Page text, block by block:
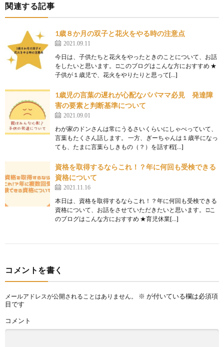
関連する記事
1歳８か月の双子と花火をやる時の注意点
2021.09.11
今日は、子供たちと花火をやったときのことについて、お話
をしたいと思います。 □このブログはこんな方におすすめ ★
子供が１歳児で、花火をやりたりと思って[…]
1歳児の言葉の遅れが心配なパパママ必見 発達障
害の要素と判断基準について
2021.09.01
わが家のドンさんは常にうるさいくらいにしゃべっていて、
言葉もたくさん話します。 一方、ぎーちゃんは１歳半になっ
ても、たまに言葉らしきもの（？）を話す程[…]
資格を取得するならこれ！？年に何回も受検できる
資格について
2021.11.16
本日は、資格を取得するならこれ！？年に何回も受検できる
資格について、お話をさせていただきたいと思います。 □こ
のブログはこんな方におすすめ ★育児休業[…]
コメントを書く
メールアドレスが公開されることはありません。 ※ が付いている欄は必須項
目です
コメント